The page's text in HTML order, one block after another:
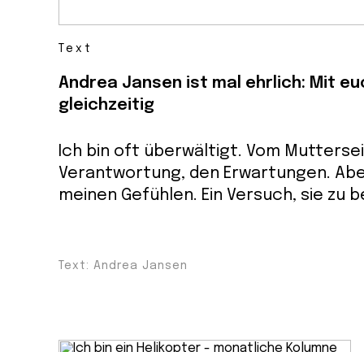
Text
Andrea Jansen ist mal ehrlich: Mit
gleichzeitig
Ich bin oft überwältigt. Vom
Verantwortung, den Erwartungen.
meinen Gefühlen. Ein Versuch, sie zu
Text: Andrea Jansen